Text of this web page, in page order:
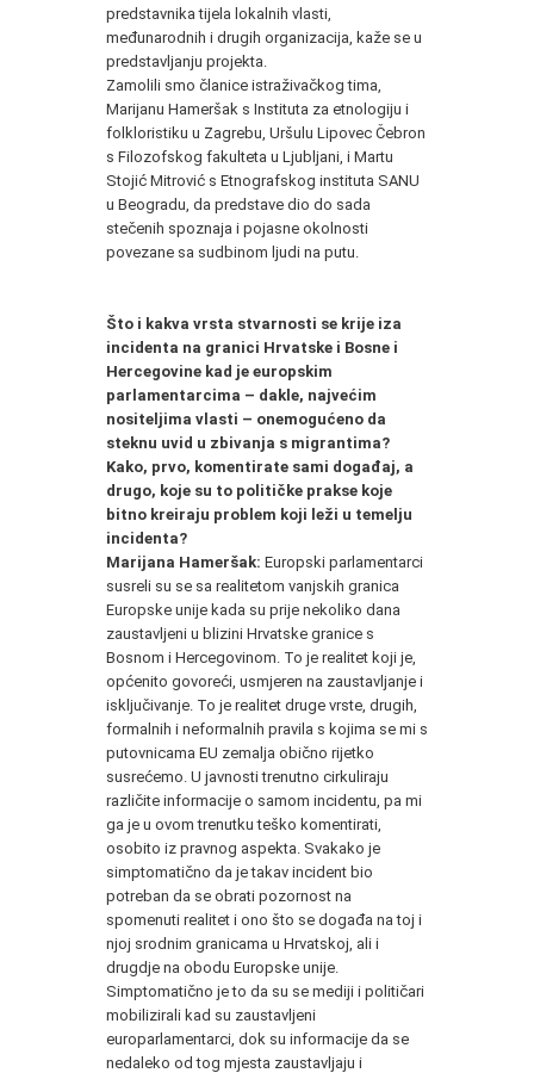
predstavnika tijela lokalnih vlasti,
međunarodnih i drugih organizacija, kaže se u
predstavljanju projekta.
Zamolili smo članice istraživačkog tima,
Marijanu Hameršak s Instituta za etnologiju i
folkloristiku u Zagrebu, Uršulu Lipovec Čebron
s Filozofskog fakulteta u Ljubljani, i Martu
Stojić Mitrović s Etnografskog instituta SANU
u Beogradu, da predstave dio do sada
stečenih spoznaja i pojasne okolnosti
povezane sa sudbinom ljudi na putu.
Što i kakva vrsta stvarnosti se krije iza
incidenta na granici Hrvatske i Bosne i
Hercegovine kad je europskim
parlamentarcima – dakle, najvećim
nositeljima vlasti – onemogućeno da
steknu uvid u zbivanja s migrantima?
Kako, prvo, komentirate sami događaj, a
drugo, koje su to političke prakse koje
bitno kreiraju problem koji leži u temelju
incidenta?
Marijana Hameršak: Europski parlamentarci
susreli su se sa realitetom vanjskih granica
Europske unije kada su prije nekoliko dana
zaustavljeni u blizini Hrvatske granice s
Bosnom i Hercegovinom. To je realitet koji je,
općenito govoreći, usmjeren na zaustavljanje i
isključivanje. To je realitet druge vrste, drugih,
formalnih i neformalnih pravila s kojima se mi s
putovnicama EU zemalja obično rijetko
susrećemo. U javnosti trenutno cirkuliraju
različite informacije o samom incidentu, pa mi
ga je u ovom trenutku teško komentirati,
osobito iz pravnog aspekta. Svakako je
simptomatično da je takav incident bio
potreban da se obrati pozornost na
spomenuti realitet i ono što se događa na toj i
njoj srodnim granicama u Hrvatskoj, ali i
drugdje na obodu Europske unije.
Simptomatično je to da su se mediji i političari
mobilizirali kad su zaustavljeni
europarlamentarci, dok su informacije da se
nedaleko od tog mjesta zaustavljaju i